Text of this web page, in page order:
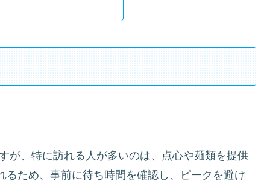
が、特に訪れる人が多いのは、点心や麺類を提供
ため、事前に待ち時間を確認し、ピークを避け